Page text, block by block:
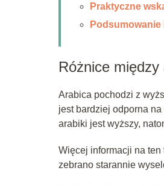
Praktyczne
Różnice
Arabica pochodzi z
jest bardziej odporna
arabiki jest wyższy,
Więcej informacji na ten
zebrano starannie